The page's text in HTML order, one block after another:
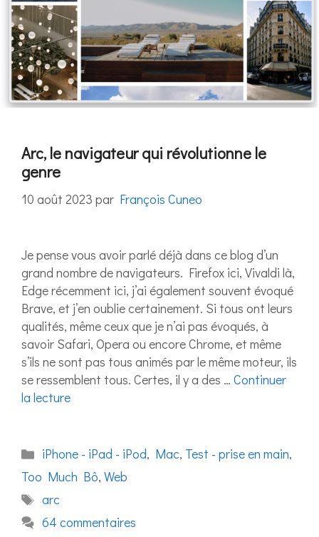
Arc, le navigateur qui révolutionne le
genre
10 août 2023 par François Cuneo
Je pense vous avoir parlé déjà dans ce blog d’un
grand nombre de navigateurs. Firefox ici, Vivaldi là,
Edge récemment ici, j’ai également souvent évoqué
Brave, et j’en oublie certainement. Si tous ont leurs
qualités, même ceux que je n’ai pas évoqués, à
savoir Safari, Opera ou encore Chrome, et même
s’ils ne sont pas tous animés par le même moteur, ils
se ressemblent tous. Certes, il y a des … Continuer
la lecture
Catégories
iPhone - iPad - iPod, Mac, Test - prise en main,
Too Much Bô, Web
Étiquettes
arc
64 commentaires